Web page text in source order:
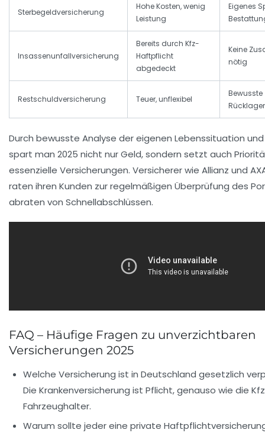
Sterbegeldversicherung
Hohe Kosten, wenig
Leistung
Eigenes
Insassenunfallversicherung
Bereits durch Kfz-
Haftpflicht
abgedeckt
Keine
nötig
Restschuldversicherung Teuer, unflexibel
Bewusste
Durch bewusste Analyse der eigenen Lebenssituation
spart man 2025 nicht nur Geld, sondern setzt auch
essenzielle Versicherungen. Versicherer wie Allianz und
raten ihren Kunden zur regelmäßigen Überprüfung des
abraten von Schnellabschlüssen.
FAQ – Häufige Fragen zu unverzichtbaren
Versicherungen 2025
Welche Versicherung ist in Deutschland gesetzlich
Die Krankenversicherung ist Pflicht, genauso wie die
Fahrzeughalter.
Warum sollte jeder eine private